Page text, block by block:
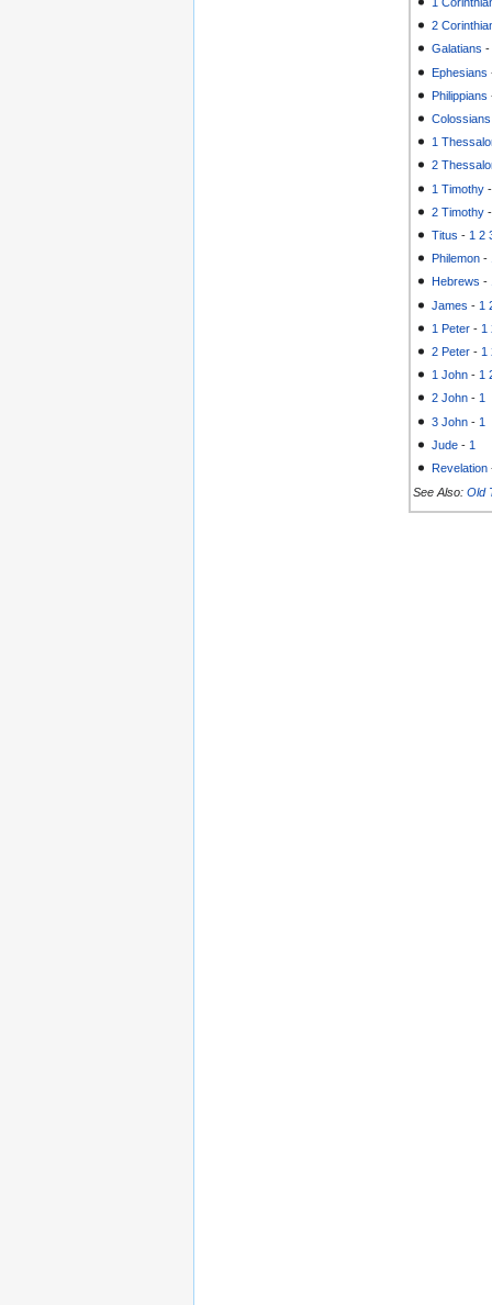
2
Galatians
Ephesians
Philippians
Colossians
1
2
1 Timothy
2 Timothy
Titus - 1 2
Philemon -
Hebrews -
James - 1
1 Peter - 1
2 Peter - 1
1 John - 1
2 John -1
3 John - 1
Jude - 1
Revelation
See Also: Old